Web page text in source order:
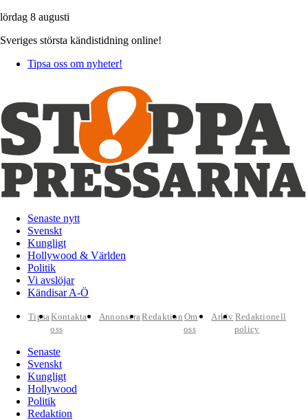
lördag 8 augusti
Sveriges största kändistidning online!
Tipsa oss om nyheter!
Senaste nytt
Svenskt
Kungligt
Hollywood & Världen
Politik
Vi avslöjar
Kändisar A-Ö
TipsaKontakta
oss
AnnonseraRedaktion Om
oss
Arkiv Redaktionell
policy
Senaste
Svenskt
Kungligt
Hollywood
Politik
Redaktion